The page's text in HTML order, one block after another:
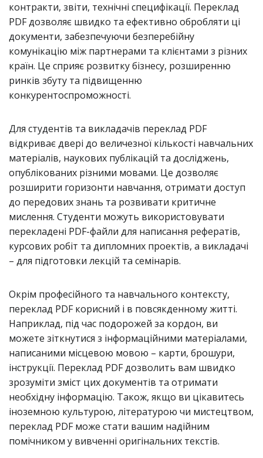
контракти, звіти, технічні специфікації. Переклад
PDF дозволяє швидко та ефективно обробляти ці
документи, забезпечуючи безперебійну
комунікацію між партнерами та клієнтами з різних
країн. Це сприяє розвитку бізнесу, розширенню
ринків збуту та підвищенню
конкурентоспроможності.
Для студентів та викладачів переклад PDF
відкриває двері до величезної кількості навчальних
матеріалів, наукових публікацій та досліджень,
опублікованих різними мовами. Це дозволяє
розширити горизонти навчання, отримати доступ
до передових знань та розвивати критичне
мислення. Студенти можуть використовувати
перекладені PDF-файли для написання рефератів,
курсових робіт та дипломних проектів, а викладачі
– для підготовки лекцій та семінарів.
Окрім професійного та навчального контексту,
переклад PDF корисний і в повсякденному житті.
Наприклад, під час подорожей за кордон, ви
можете зіткнутися з інформаційними матеріалами,
написаними місцевою мовою – карти, брошури,
інструкції. Переклад PDF дозволить вам швидко
зрозуміти зміст цих документів та отримати
необхідну інформацію. Також, якщо ви цікавитесь
іноземною культурою, літературою чи мистецтвом,
переклад PDF може стати вашим надійним
помічником у вивченні оригінальних текстів.